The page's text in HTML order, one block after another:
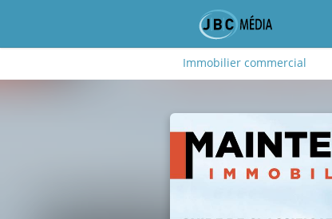
Immobilier commercial